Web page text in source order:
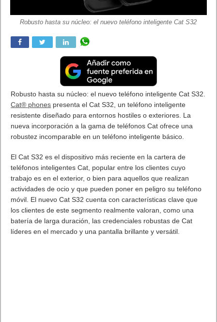
Robusto hasta su núcleo: el nuevo teléfono inteligente Cat S32
Robusto hasta su núcleo: el nuevo teléfono inteligente Cat S32.
Cat® phones presenta el Cat S32, un teléfono inteligente
resistente diseñado para entornos hostiles o exteriores. La
nueva incorporación a la gama de teléfonos Cat ofrece una
robustez incomparable en un teléfono inteligente básico.
El Cat S32 es el dispositivo más reciente en la cartera de
teléfonos inteligentes Cat, popular entre los clientes cuyo
trabajo es en el exterior, o bien para aquellos que realizan
actividades de ocio y que pueden poner en peligro su teléfono
móvil. El nuevo Cat S32 cuenta con características clave que
los clientes de este segmento realmente valoran, como una
batería de larga duración, las credenciales robustas de Cat
líderes en el mercado y una pantalla brillante y versátil.